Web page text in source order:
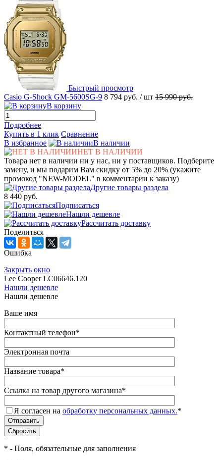
Быстрый просмотр
Casio G-Shock GM-5600SG-9 8 794 руб. / шт 15 990 руб.
В корзину
Подробнее
Купить в 1 клик Сравнение
В избранное
В наличии
НЕТ В НАЛИЧИИ
Товара нет в наличии ни у нас, ни у поставщиков. Подберите
замену, и мы подарим Вам скидку от 5% до 20% (укажите
промокод "NEW-MODEL" в комментарии к заказу)
Другие товары раздела
8 440 руб.
Подписаться
Нашли дешевле
Рассчитать доставку
Поделиться
Ошибка
Закрыть окно
Lee Cooper LC06646.120
Нашли дешевле
Нашли дешевле
Ваше имя
Контактный телефон*
Электронная почта
Название товара*
Ссылка на товар другого магазина*
Я согласен на обработку персональных данных.*
* - Поля, обязательные для заполнения